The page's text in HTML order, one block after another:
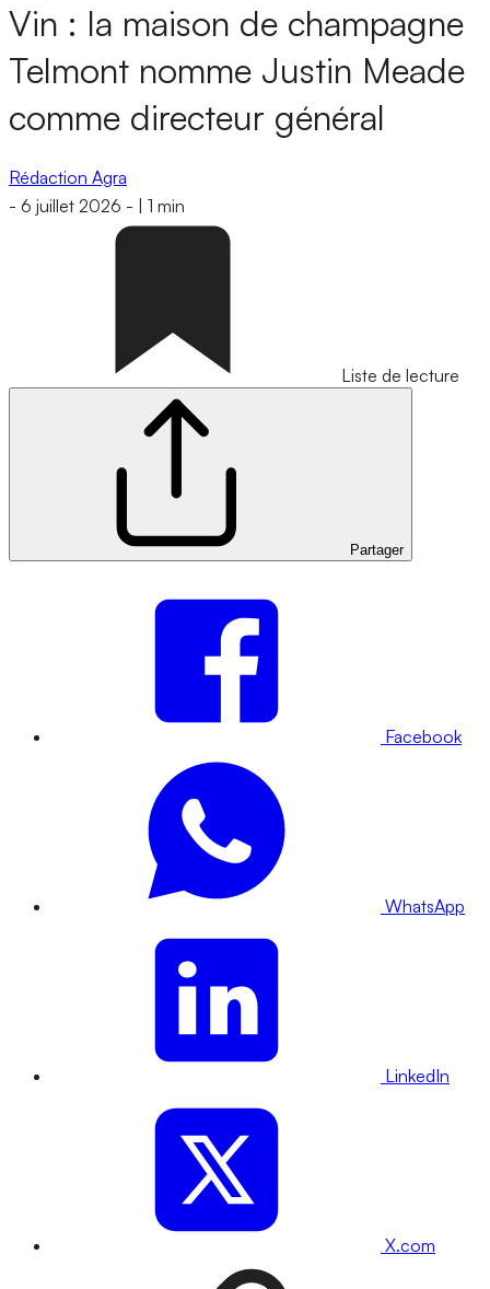
Vin : la maison de champagne
Telmont nomme Justin Meade
comme directeur général
Rédaction Agra
- 6 juillet 2026 - 1 min
Liste de lecture
Partager
Facebook
WhatsApp
LinkedIn
X.com